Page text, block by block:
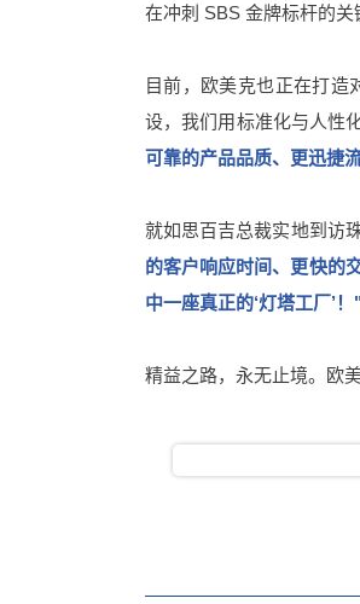
在冲刺 SBS 金牌标杆的
目前，欧美克也正在打造
设，我们用标准化与人性
可靠的产品品质、更迅捷
就如思百吉总裁实地到访
的客户响应时间、更快的
中一座真正的‘灯塔工厂’！
精益之路，永无止境。欧